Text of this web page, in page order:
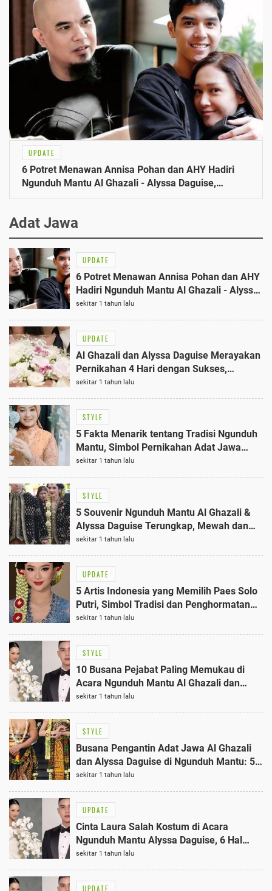
UPDATE
6 Potret Menawan Annisa Pohan dan AHY Hadiri
Ngunduh Mantu Al Ghazali - Alyssa Daguise,
Bernostalgia dengan Dewa 19
Adat Jawa
UPDATE
6 Potret Menawan Annisa Pohan dan AHY
Hadiri Ngunduh Mantu Al Ghazali - Alyssa
Daguise, Bernostalgia dengan Dewa 19
sekitar 1 tahun lalu
UPDATE
Al Ghazali dan Alyssa Daguise Merayakan
Pernikahan 4 Hari dengan Sukses,
Ngunduh Mantu Jadi Penutup Manis
sekitar 1 tahun lalu
STYLE
5 Fakta Menarik tentang Tradisi Ngunduh
Mantu, Simbol Pernikahan Adat Jawa
yang Wajib Tahu
sekitar 1 tahun lalu
STYLE
5 Souvenir Ngunduh Mantu Al Ghazali &
Alyssa Daguise Terungkap, Mewah dan
Berbau Jawa
sekitar 1 tahun lalu
UPDATE
5 Artis Indonesia yang Memilih Paes Solo
Putri, Simbol Tradisi dan Penghormatan
Terbaik
sekitar 1 tahun lalu
STYLE
10 Busana Pejabat Paling Memukau di
Acara Ngunduh Mantu Al Ghazali dan
Alyssa Daguise
sekitar 1 tahun lalu
STYLE
Busana Pengantin Adat Jawa Al Ghazali
dan Alyssa Daguise di Ngunduh Mantu: 5
Fakta Menarik
sekitar 1 tahun lalu
UPDATE
Cinta Laura Salah Kostum di Acara
Ngunduh Mantu Alyssa Daguise, 6 Hal
Menarik Terungkap!
sekitar 1 tahun lalu
UPDATE